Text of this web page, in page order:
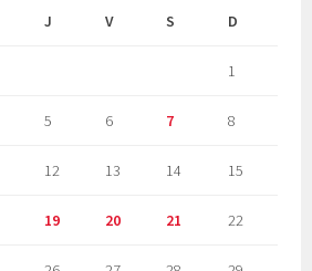
J V S D
1
5 6 7 8
12 13 14 15
19 20 21 22